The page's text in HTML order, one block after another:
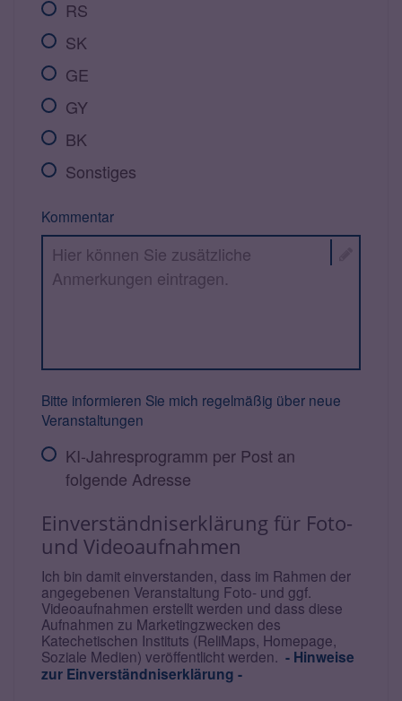
RS
SK
GE
GY
BK
Sonstiges
Kommentar
Bitte informieren Sie mich regelmäßig über neue
Veranstaltungen
KI-Jahresprogramm per Post an
folgende Adresse
Einverständniserklärung für Foto-
und Videoaufnahmen
Ich bin damit einverstanden, dass im Rahmen der
angegebenen Veranstaltung Foto- und ggf.
Videoaufnahmen erstellt werden und dass diese
Aufnahmen zu Marketingzwecken des
Katechetischen Instituts (ReliMaps, Homepage,
Soziale Medien) veröffentlicht werden. - Hinweise
zur Einverständniserklärung -